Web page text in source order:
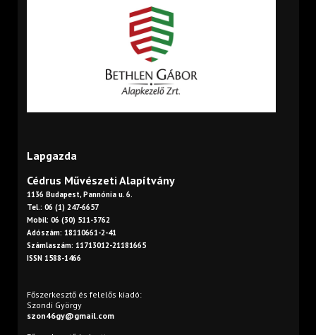
Lapgazda
Cédrus Művészeti Alapítvány
1136 Budapest, Pannónia u. 6.
Tel.: 06 (1) 247-6657
Mobil: 06 (30) 511-3762
Adószám: 18110661-2-41
Számlaszám: 11713012-21181665
ISSN 1588-1466
Főszerkesztő és felelős kiadó:
Szondi György
szon46gy@gmail.com